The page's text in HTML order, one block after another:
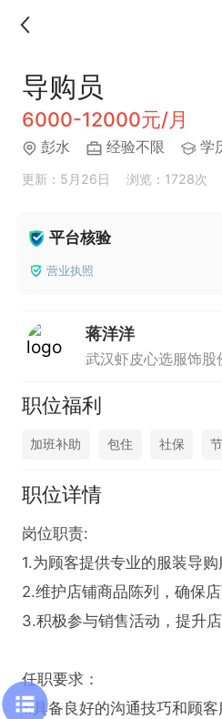
导购员
6000-12000元/月
彭水 经验不限 学
更新：5月26日 浏览：1728次
平台核验
营业执照
蒋洋洋
武汉虾皮心选服饰股
职位福利
加班补助 包住 社保
职位详情
岗位职责:
1.为顾客提供专业的服装导购
2.维护店铺商品陈列，确保
3.积极参与销售活动，提升
任职要求：
1.具备良好的沟通技巧和顾